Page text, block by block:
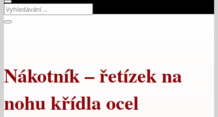
Nákotník – řetízek na
nohu křídla ocel